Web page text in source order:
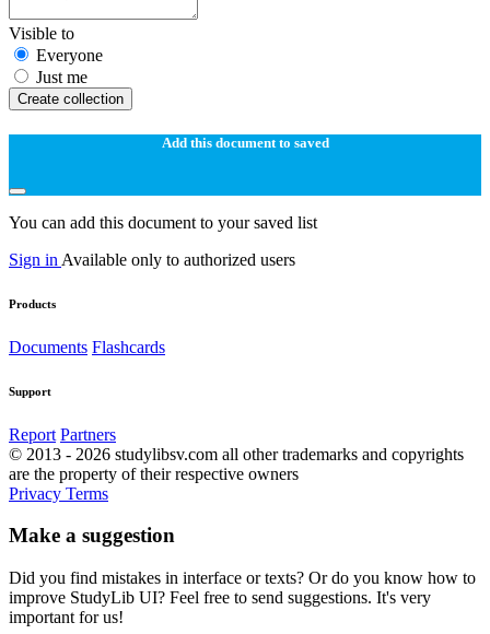
Visible to
Everyone
Just me
Create collection
Add this document to saved
You can add this document to your saved list
Sign in Available only to authorized users
Products
Documents Flashcards
Support
Report Partners
© 2013 - 2026 studylibsv.com all other trademarks and copyrights
are the property of their respective owners
Privacy Terms
Make a suggestion
Did you find mistakes in interface or texts? Or do you know how to
improve StudyLib UI? Feel free to send suggestions. It's very
important for us!